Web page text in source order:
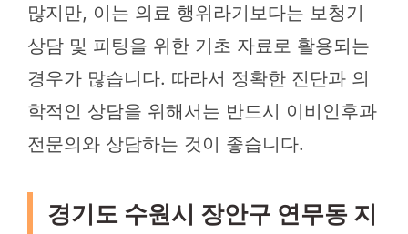
많지만, 이는 의료 행위라기보다는 보청기
상담 및 피팅을 위한 기초 자료로 활용되는
경우가 많습니다. 따라서 정확한 진단과 의
학적인 상담을 위해서는 반드시 이비인후과
전문의와 상담하는 것이 좋습니다.
경기도 수원시 장안구 연무동 지